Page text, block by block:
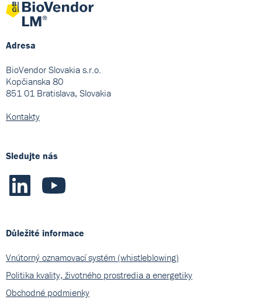
Adresa
BioVendor Slovakia s.r.o.
Kopčianska 80
851 01 Bratislava, Slovakia
Kontakty
Sledujte nás
Důležité informace
Vnútorný oznamovací systém (whistleblowing)
Politika kvality, životného prostredia a energetiky
Obchodné podmienky